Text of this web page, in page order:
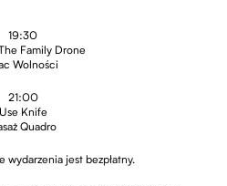
19:30
Family Drone
Wolności
21:00
Use Knife
Quadro
wydarzenia jest bezpłatny.